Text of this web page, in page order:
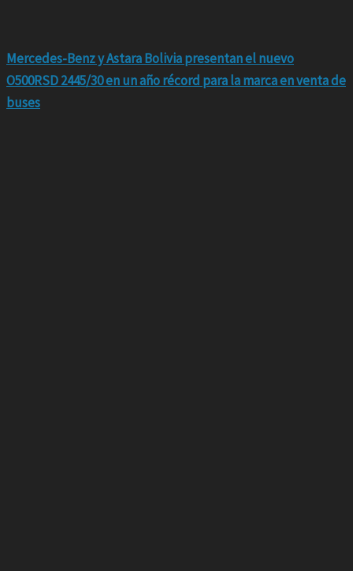
Mercedes-Benz y Astara Bolivia presentan el nuevo
O500RSD 2445/30 en un año récord para la marca en venta de
buses